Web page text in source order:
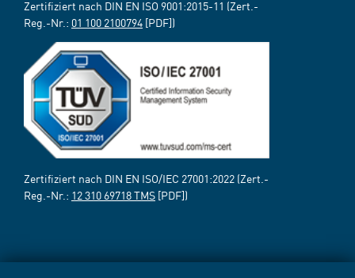
Zertifiziert nach DIN EN ISO 9001:2015-11 (Zert.-
Reg.-Nr.: 01 100 2100794 [PDF])
Zertifiziert nach DIN EN ISO/IEC 27001:2022 (Zert.-
Reg.-Nr.: 12 310 69718 TMS [PDF])